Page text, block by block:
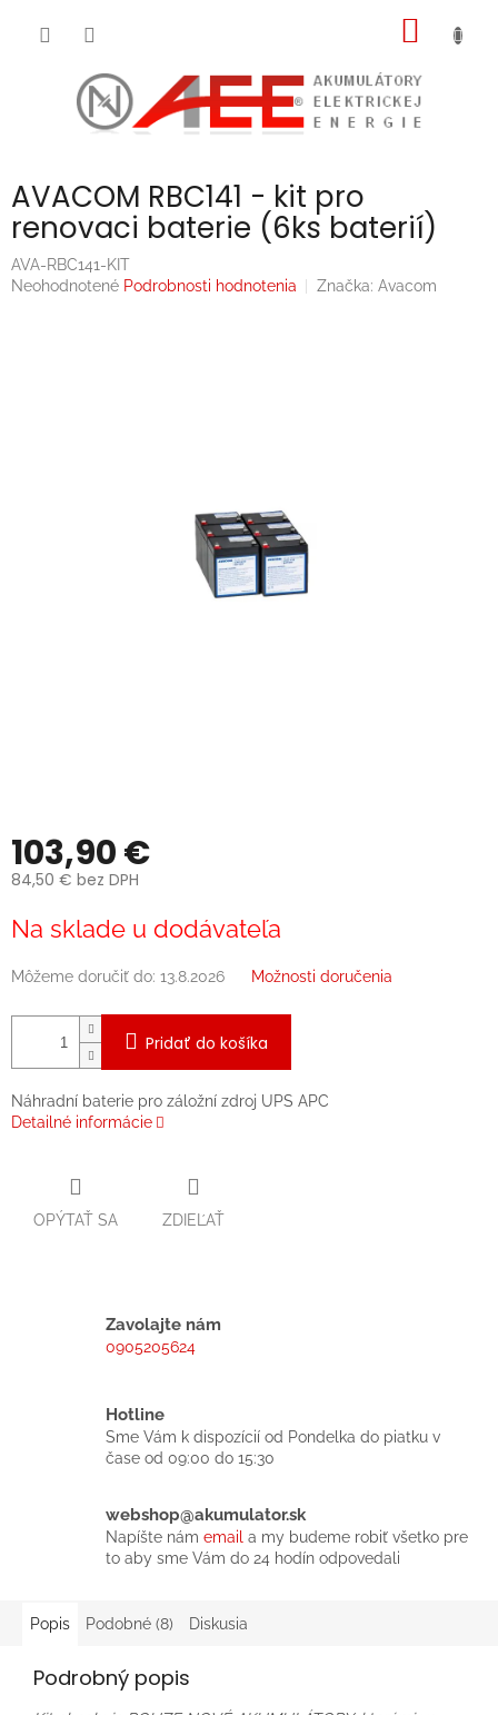
AVACOM RBC141 - kit pro
renovaci baterie (6ks baterií)
AVA-RBC141-KIT
Priemerné
Neohodnotené Podrobnosti hodnotenia Značka: Avacom
103,90 €
84,50 € bez DPH
cena:
Na sklade u dodávateľa
Môžeme doručiť do: 13.8.2026 Možnosti doručenia
Pridať do košíka
Náhradní baterie pro záložní zdroj UPS APC
Detailné informácie
OPÝTAŤ SA ZDIEĽAŤ
Zavolajte nám
0905205624
Hotline
Sme Vám k dispozícií od Pondelka do piatku v
čase od 09:00 do 15:30
webshop@akumulator.sk
Napíšte nám email a my budeme robiť všetko pre
to aby sme Vám do 24 hodín odpovedali
Popis Podobné (8) Diskusia
Podrobný popis